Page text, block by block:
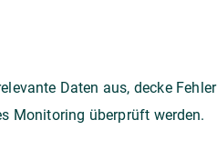
Daten aus, decke
Monitoring überprüft werden.